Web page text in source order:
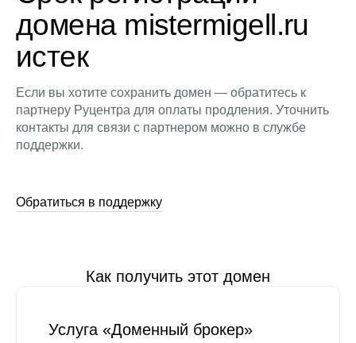
домена mistermigell.ru
истек
Если вы хотите сохранить домен — обратитесь к
партнеру Руцентра для оплаты продления. Уточнить
контакты для связи с партнером можно в службе
поддержки.
Обратиться в поддержку
Как получить этот домен
Услуга «Доменный брокер»